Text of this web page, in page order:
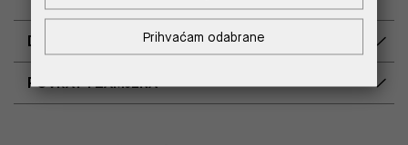
DOSTAVA
POVRAT I ZAMJENA
Prihvaćam odabrane